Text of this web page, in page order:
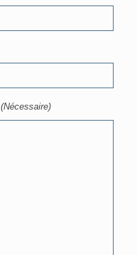
(Nécessaire)